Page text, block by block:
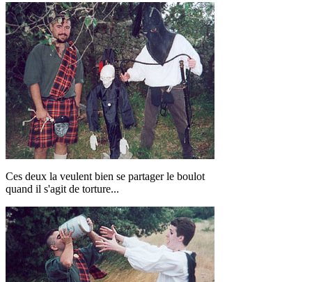
Ces deux la veulent bien se partager le boulot
quand il s'agit de torture...